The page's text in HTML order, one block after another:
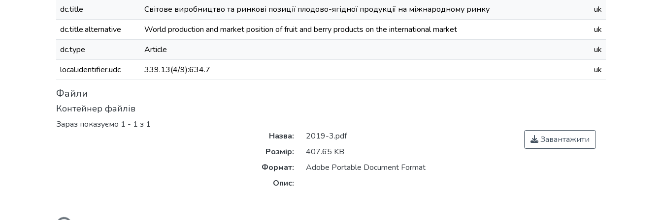
dc.title
Світове виробництво та ринкові позиції плодово-ягідної продукції на міжнародному ринку
uk
dc.title.alternative
World production and market position of fruit and berry products on the international market
uk
dc.type
Article
uk
local.identifier.udc
339.13(4/9):634.7 uk
Файли
Контейнер файлів
Зараз показуємо 1 - 1 з 1
Вантажиться...
Назва:
2019-3.pdf
Розмір:
407.65 KB
Формат:
Adobe Portable Document Format
Опис:
Завантажити